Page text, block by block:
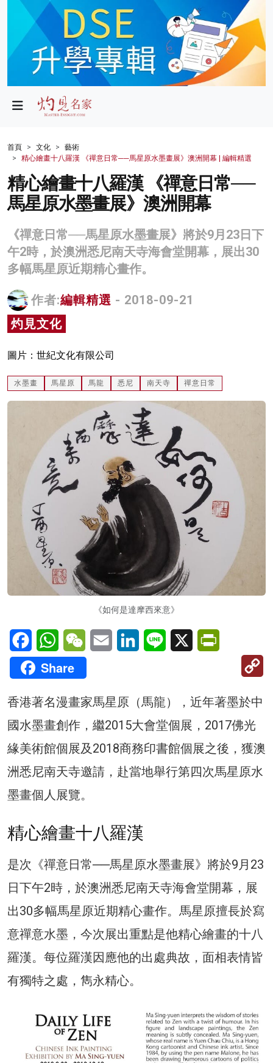
政局
財經
生活
健康
商業
科技
影片
名家榜
灼見活動
首頁 文化
藝術
精心繪畫十八羅漢 《禪意日常──馬星原水墨畫展》澳洲開幕 | 編輯精選
精心繪畫十八羅漢 《禪意日常──
馬星原水墨畫展》澳洲開幕
《禪意日常──馬星原水墨畫展》將於9月23日下
午2時，於澳洲悉尼南天寺海會堂開幕，展出30
多幅馬星原近期精心畫作。
作者:編輯精選 - 2018-09-21
灼見文化
圖片：世紀文化有限公司
水墨畫 馬星原 馬龍 悉尼 南天寺 禪意日常
《如何是達摩西來意》
FacebookWhatsAppWeChatEmail LinkedInLine X
Share
香港著名漫畫家馬星原（馬龍），近年著墨於中
國水墨畫創作，繼2015大會堂個展，2017佛光
緣美術館個展及2018商務印書館個展之後，獲澳
洲悉尼南天寺邀請，赴當地舉行第四次馬星原水
墨畫個人展覽。
精心繪畫十八羅漢
是次《禪意日常──馬星原水墨畫展》將於9月23
日下午2時，於澳洲悉尼南天寺海會堂開幕，展
出30多幅馬星原近期精心畫作。馬星原擅長於寫
意禪意水墨，今次展出重點是他精心繪畫的十八
羅漢。每位羅漢因應他的出處典故，面相表情皆
有獨特之處，雋永精心。